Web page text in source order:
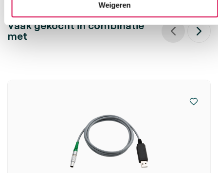
Weigeren
Vaak gekocht in combinatie
met